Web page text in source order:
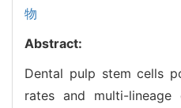
物
Abstract:
Dental pulp stem cells
rates and multi-lineage